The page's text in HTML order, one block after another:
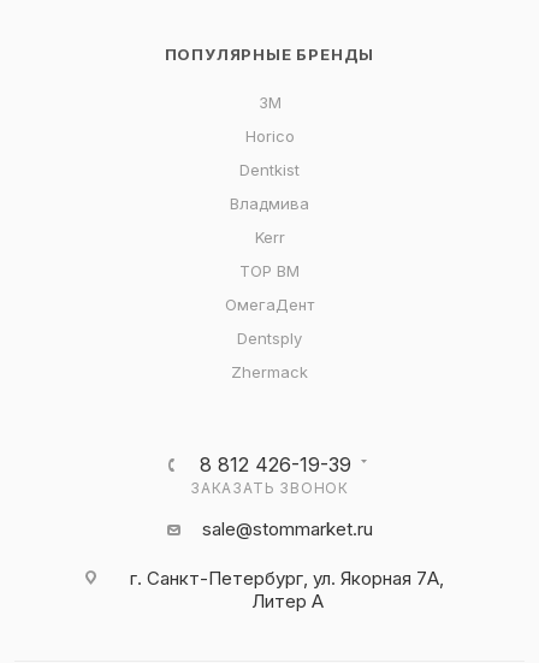
ПОПУЛЯРНЫЕ БРЕНДЫ
3M
Horico
Dentkist
Владмива
Kerr
ТОР ВМ
ОмегаДент
Dentsply
Zhermack
8 812 426-19-39
ЗАКАЗАТЬ ЗВОНОК
sale@stommarket.ru
г. Cанкт-Петербург, ул. Якорная 7А,
Литер А